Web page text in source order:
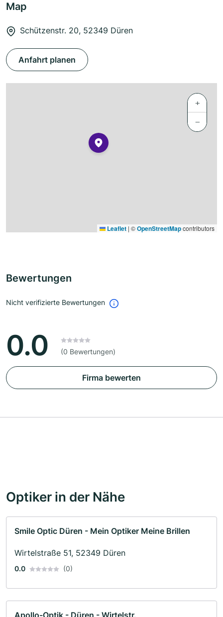
Map
Schützenstr. 20, 52349 Düren
Anfahrt planen
+
−
Leaflet | ©OpenStreetMapcontributors
Bewertungen
Nicht verifizierte Bewertungen
0.0 (0 Bewertungen)
Firma bewerten
Optiker in der Nähe
Smile Optic Düren - Mein Optiker Meine Brillen
Wirtelstraße 51, 52349 Düren
0.0 (0)
Apollo-Optik - Düren - Wirtelstr.